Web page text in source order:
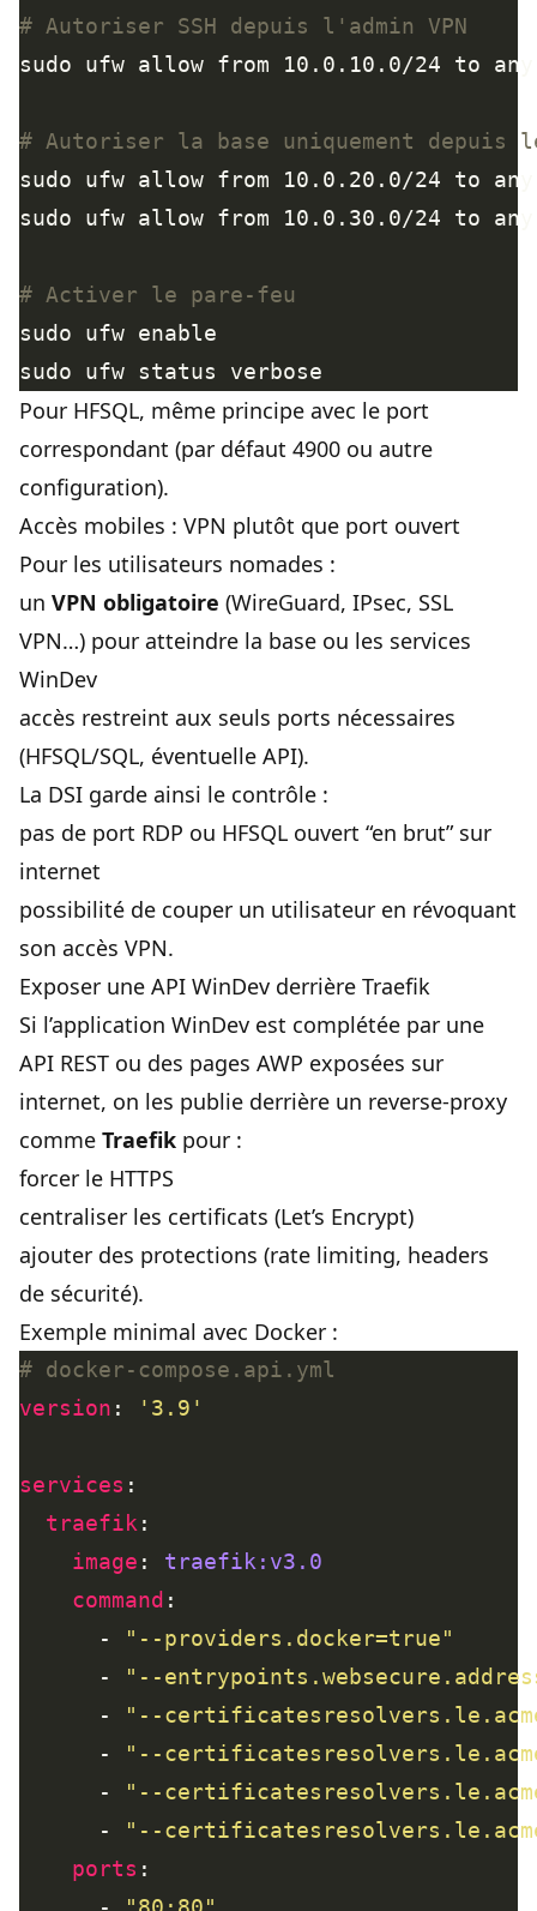
# Autoriser SSH depuis l'admin VPN
sudo ufw allow from 10.0.10.0/24 to
# Autoriser la base uniquement depuis
sudo ufw allow from 10.0.20.0/24 to
sudo ufw allow from 10.0.30.0/24 to
# Activer le pare-feu
Pour HFSQL, même principe avec le port
correspondant (par défaut 4900 ou autre
configuration).
Accès mobiles : VPN plutôt que port ouvert
Pour les utilisateurs nomades :
un VPN obligatoire (WireGuard, IPsec, SSL
VPN…) pour atteindre la base ou les services
WinDev
accès restreint aux seuls ports nécessaires
(HFSQL/SQL, éventuelle API).
La DSI garde ainsi le contrôle :
pas de port RDP ou HFSQL ouvert “en brut” sur
internet
possibilité de couper un utilisateur en révoquant
son accès VPN.
Exposer une API WinDev derrière Traefik
Si l’application WinDev est complétée par une
API REST ou des pages AWP exposées sur
internet, on les publie derrière un reverse-proxy
comme Traefik pour :
forcer le HTTPS
centraliser les certificats (Let’s Encrypt)
ajouter des protections (rate limiting, headers
de sécurité).
Exemple minimal avec Docker :
# docker-compose.api.yml
version : '3.9'
services
traefik
image : traefik:v3.0
command
      -
"--providers.docker=true"
      -
"--
      -
"--
      -
"--
      -
"--
      -
"--
ports